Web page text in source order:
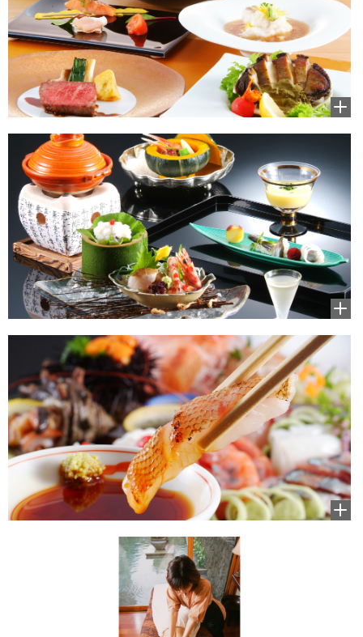
拡大
して
見る
拡大
して
見る
拡大
して
見る